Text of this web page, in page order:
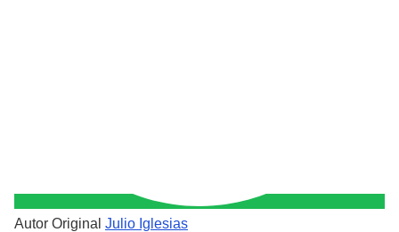
Autor Original Julio Iglesias